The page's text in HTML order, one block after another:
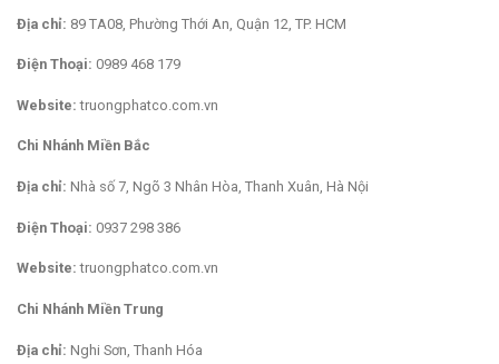
Địa chỉ: 89 TA08, Phường Thới An, Quận 12, TP. HCM
Điện Thoại: 0989 468 179
Website: truongphatco.com.vn
Chi Nhánh Miền Bắc
Địa chỉ: Nhà số 7, Ngõ 3 Nhân Hòa, Thanh Xuân, Hà Nội
Điện Thoại: 0937 298 386
Website: truongphatco.com.vn
Chi Nhánh Miền Trung
Địa chỉ: Nghi Sơn, Thanh Hóa